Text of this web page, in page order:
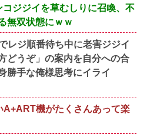
ジジイを草むしりに召喚、不
無双状態にｗｗ
レジ順番待ち中に老害ジジイ
どうぞ」の案内を自分への合
勝手な俺様思考にイライ
A+ART機がたくさんあって楽